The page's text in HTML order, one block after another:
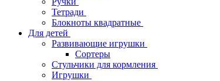
Тетради
Блокноты квадратные
Для детей
Развивающие игрушки
Сортеры
Стульчики для кормления
Игрушки